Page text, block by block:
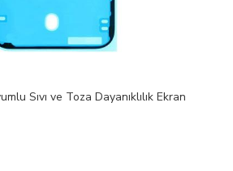
Sıvı ve Toza Dayanıklılık Ekran